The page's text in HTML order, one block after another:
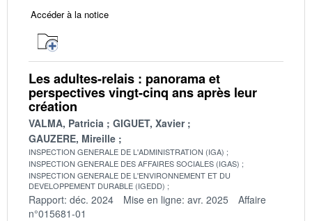
Accéder à la notice
Les adultes-relais : panorama et
perspectives vingt-cinq ans après leur
création
VALMA, Patricia
GIGUET, Xavier
GAUZERE, Mireille
INSPECTION GENERALE DE L'ADMINISTRATION (IGA)
INSPECTION GENERALE DES AFFAIRES SOCIALES (IGAS)
INSPECTION GENERALE DE L'ENVIRONNEMENT ET DU
DEVELOPPEMENT DURABLE (IGEDD)
Rapport: déc. 2024 Mise en ligne: avr. 2025
Affaire
n°015681-01